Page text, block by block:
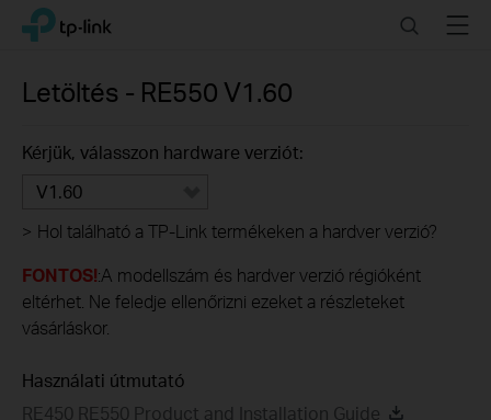
Click
navigation
TP-Link, Reliably Smart SearchMenu
Letöltés - RE550 V1.60
Kérjük, válasszon hardware verziót:
V1.60
> Hol található a TP-Link termékeken a hardver verzió?
FONTOS!:A modellszám és hardver verzió régióként
eltérhet. Ne feledje ellenőrizni ezeket a részleteket
vásárláskor.
Használati útmutató
RE450 RE550 Product and Installation Guide